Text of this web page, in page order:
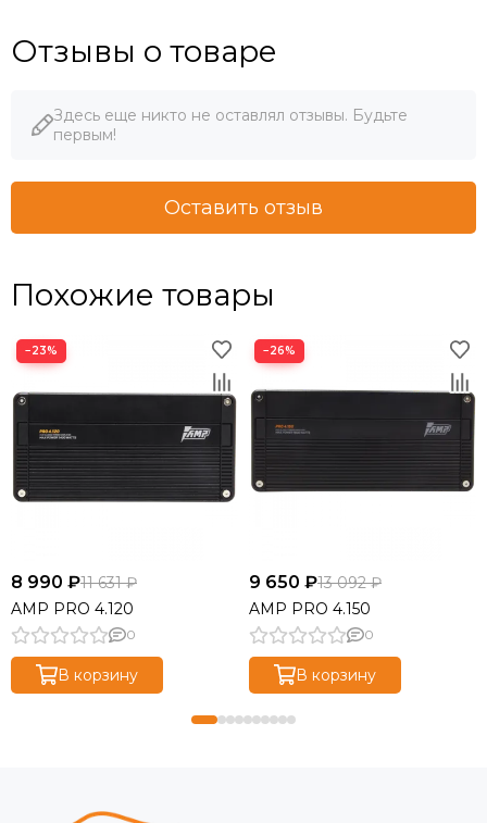
Отзывы о товаре
Здесь еще никто не оставлял отзывы. Будьте
первым!
Оставить отзыв
Похожие товары
−23%
8 990 ₽11 631 ₽
AMP PRO 4.120
0
В корзину
−26%
9 650 ₽13 092 ₽
AMP PRO 4.150
0
В корзину